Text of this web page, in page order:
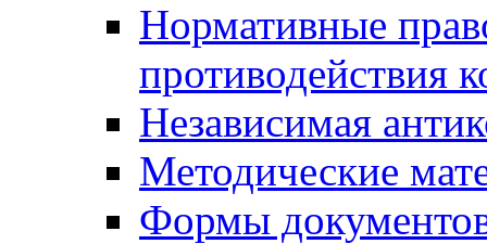
Нормативные
противодействия
Независимая
Методические
Формы